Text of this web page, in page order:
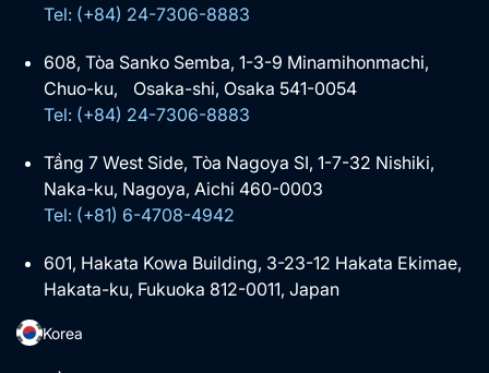
Tel: (+84) 24-7306-8883
608, Tòa Sanko Semba, 1-3-9 Minamihonmachi,
Chuo-ku, Osaka-shi, Osaka 541-0054
Tel: (+84) 24-7306-8883
Tầng 7 West Side, Tòa Nagoya SI, 1-7-32 Nishiki,
Naka-ku, Nagoya, Aichi 460-0003
Tel: (+81) 6-4708-4942
601, Hakata Kowa Building, 3-23-12 Hakata Ekimae,
Hakata-ku, Fukuoka 812-0011, Japan
Korea